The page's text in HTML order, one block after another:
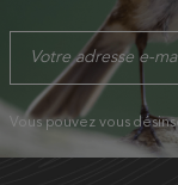
Vous pouvez vous